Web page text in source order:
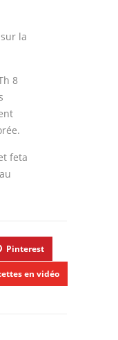
la
8
feta
Pinterest
en vidéo